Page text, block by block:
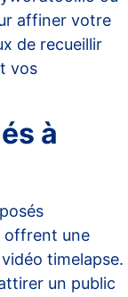
affiner votre
de recueillir
vos
à
offrent une
timelapse.
un public